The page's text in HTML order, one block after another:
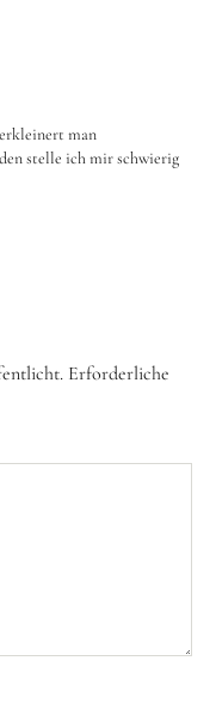
man
stelle ich mir schwierig
Erforderliche